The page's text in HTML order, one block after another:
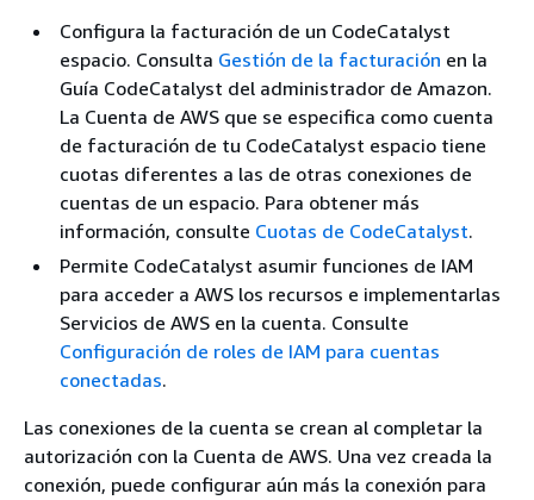
Configura la facturación de un CodeCatalyst
espacio. Consulta Gestión de la facturación en la
Guía CodeCatalyst del administrador de Amazon.
La Cuenta de AWS que se especifica como cuenta
de facturación de tu CodeCatalyst espacio tiene
cuotas diferentes a las de otras conexiones de
cuentas de un espacio. Para obtener más
información, consulte Cuotas de CodeCatalyst.
Permite CodeCatalyst asumir funciones de IAM
para acceder a AWS los recursos e implementarlas
Servicios de AWS en la cuenta. Consulte
Configuración de roles de IAM para cuentas
conectadas.
Las conexiones de la cuenta se crean al completar la
autorización con la Cuenta de AWS. Una vez creada la
conexión, puede configurar aún más la conexión para